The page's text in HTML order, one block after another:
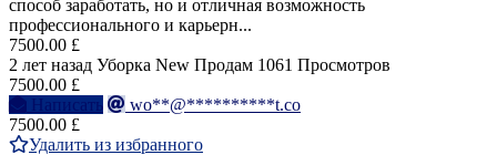
способ заработать, но и отличная возможность
профессионального и карьерн...
7500.00 £
2 лет назад Уборка New Продам 1061 Просмотров
7500.00 £
Написать
wo**@**********t.co
7500.00 £
Удалить из избранного